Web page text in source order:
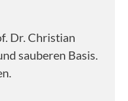
Dr. Christian
sauberen Basis.